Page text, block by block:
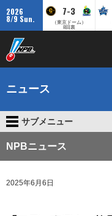
2026
8/9 Sun.
7-3
（東京ドーム）
8回裏
ニュース
サブメニュー
NPBニュース
2025年6月6日